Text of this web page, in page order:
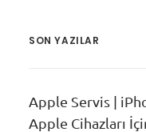
SON YAZILAR
Apple Servis |
Apple Cihazları